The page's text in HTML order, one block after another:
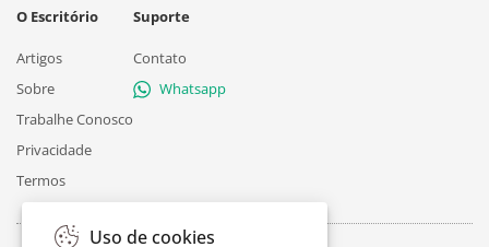
O Escritório
Artigos
Sobre
Trabalhe Conosco
Privacidade
Termos
Suporte
Contato
Whatsapp
Uso de cookies